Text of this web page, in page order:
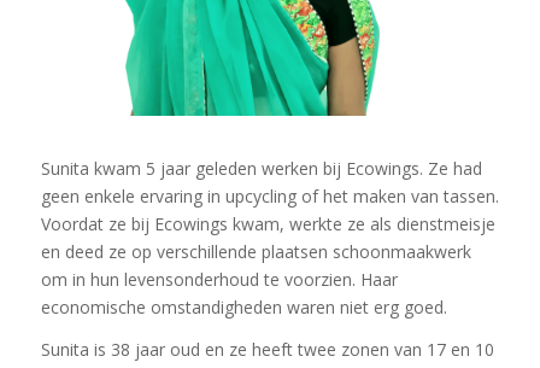
Sunita kwam 5 jaar geleden werken bij Ecowings. Ze had
geen enkele ervaring in upcycling of het maken van tassen.
Voordat ze bij Ecowings kwam, werkte ze als dienstmeisje
en deed ze op verschillende plaatsen schoonmaakwerk
om in hun levensonderhoud te voorzien. Haar
economische omstandigheden waren niet erg goed.
Sunita is 38 jaar oud en ze heeft twee zonen van 17 en 10